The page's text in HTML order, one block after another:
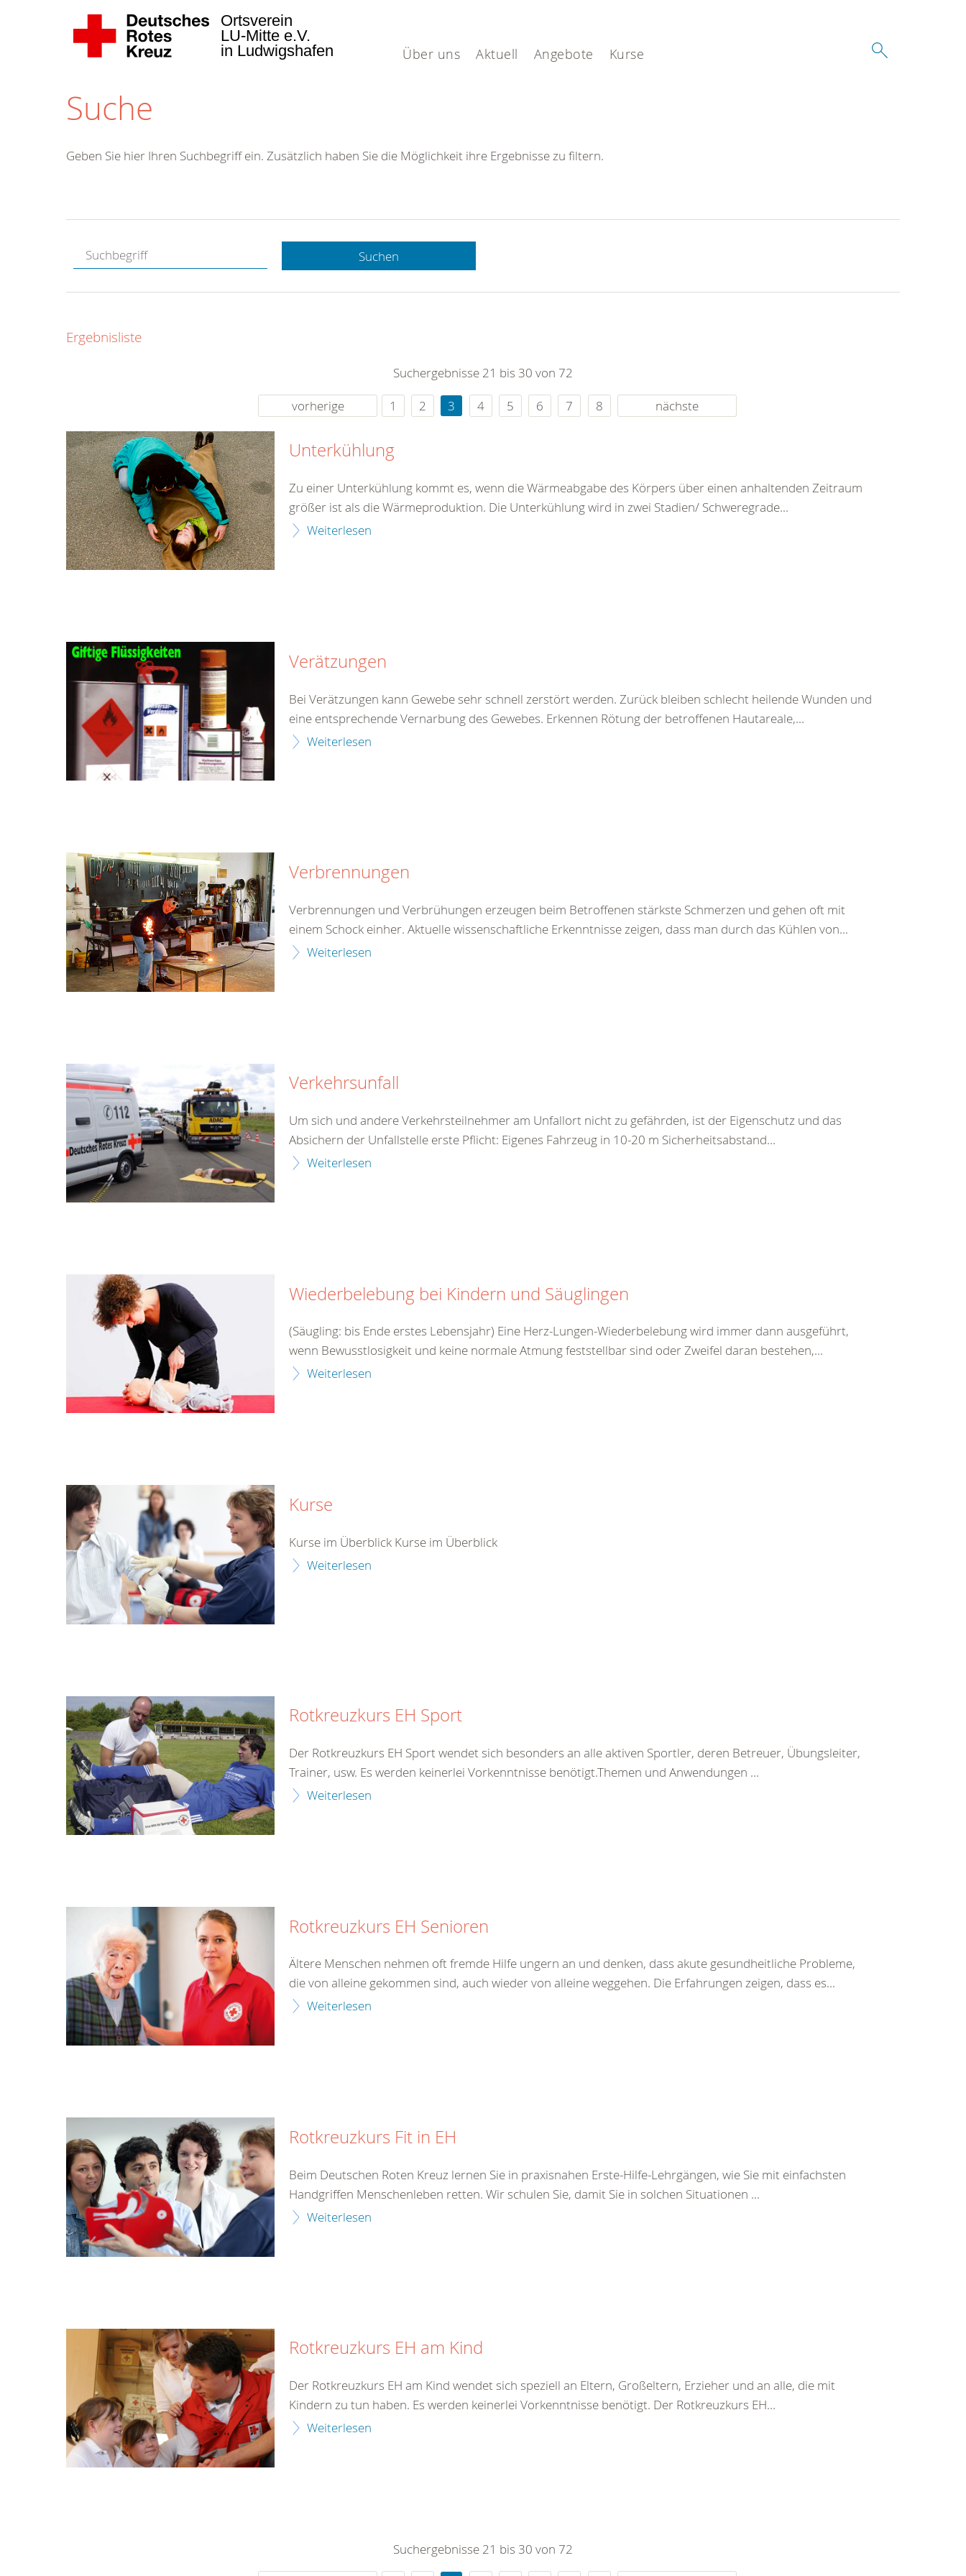
Über uns Aktuell Angebote Kurse
Ortsverein
LU-Mitte e.V.
in Ludwigshafen
Suche
Hotline.
gerne.
rund um die Uhr
Geben Sie hier Ihren Suchbegriff ein. Zusätzlich haben Sie die Möglichkeit ihre Ergebnisse zu filtern.
Suchen
Ergebnisliste
Suchergebnisse 21 bis 30 von 72
vorherige
1 2 3 4 5 6 7 8 nächste
Unterkühlung
Zu einer Unterkühlung kommt es, wenn die Wärmeabgabe des Körpers über einen anhaltenden Zeitraum
größer ist als die Wärmeproduktion. Die Unterkühlung wird in zwei Stadien/ Schweregrade...
Weiterlesen
Verätzungen
Bei Verätzungen kann Gewebe sehr schnell zerstört werden. Zurück bleiben schlecht heilende Wunden und
eine entsprechende Vernarbung des Gewebes. Erkennen Rötung der betroffenen Hautareale,...
Weiterlesen
Verbrennungen
Verbrennungen und Verbrühungen erzeugen beim Betroffenen stärkste Schmerzen und gehen oft mit
einem Schock einher. Aktuelle wissenschaftliche Erkenntnisse zeigen, dass man durch das Kühlen von...
Weiterlesen
Verkehrsunfall
Um sich und andere Verkehrsteilnehmer am Unfallort nicht zu gefährden, ist der Eigenschutz und das
Absichern der Unfallstelle erste Pflicht: Eigenes Fahrzeug in 10-20 m Sicherheitsabstand...
Weiterlesen
Wiederbelebung bei Kindern und Säuglingen
(Säugling: bis Ende erstes Lebensjahr) Eine Herz-Lungen-Wiederbelebung wird immer dann ausgeführt,
wenn Bewusstlosigkeit und keine normale Atmung feststellbar sind oder Zweifel daran bestehen,...
Weiterlesen
Kurse
Kurse im Überblick Kurse im Überblick
Weiterlesen
Rotkreuzkurs EH Sport
Der Rotkreuzkurs EH Sport wendet sich besonders an alle aktiven Sportler, deren Betreuer, Übungsleiter,
Trainer, usw. Es werden keinerlei Vorkenntnisse benötigt.Themen und Anwendungen ...
Weiterlesen
Rotkreuzkurs EH Senioren
Ältere Menschen nehmen oft fremde Hilfe ungern an und denken, dass akute gesundheitliche Probleme,
die von alleine gekommen sind, auch wieder von alleine weggehen. Die Erfahrungen zeigen, dass es...
Weiterlesen
Rotkreuzkurs Fit in EH
Beim Deutschen Roten Kreuz lernen Sie in praxisnahen Erste-Hilfe-Lehrgängen, wie Sie mit einfachsten
Handgriffen Menschenleben retten. Wir schulen Sie, damit Sie in solchen Situationen ...
Weiterlesen
Rotkreuzkurs EH am Kind
Der Rotkreuzkurs EH am Kind wendet sich speziell an Eltern, Großeltern, Erzieher und an alle, die mit
Kindern zu tun haben. Es werden keinerlei Vorkenntnisse benötigt. Der Rotkreuzkurs EH...
Weiterlesen
Suchergebnisse 21 bis 30 von 72